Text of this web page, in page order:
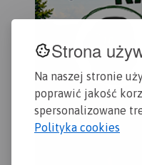
Strona
Na naszej stronie
poprawić jakość
spersonalizowane
Polityka cookies